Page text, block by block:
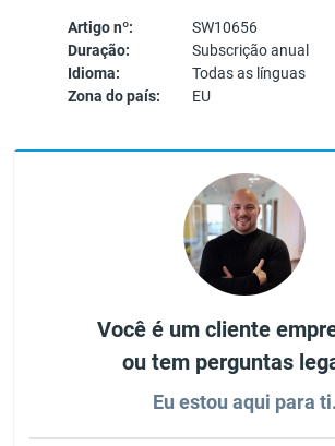
Artigo nº:
SW10656
Duração:
Subscrição anual
Idioma:
Todas as línguas
Zona do país:
EU
Você é um cliente
ou tem perguntas
Eu estou aqui para ti.